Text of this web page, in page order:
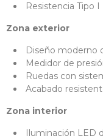
Resistencia Tipo I
Zona exterior
Diseño moderno
Medidor de
Ruedas con
Acabado
Zona interior
Iluminación LED